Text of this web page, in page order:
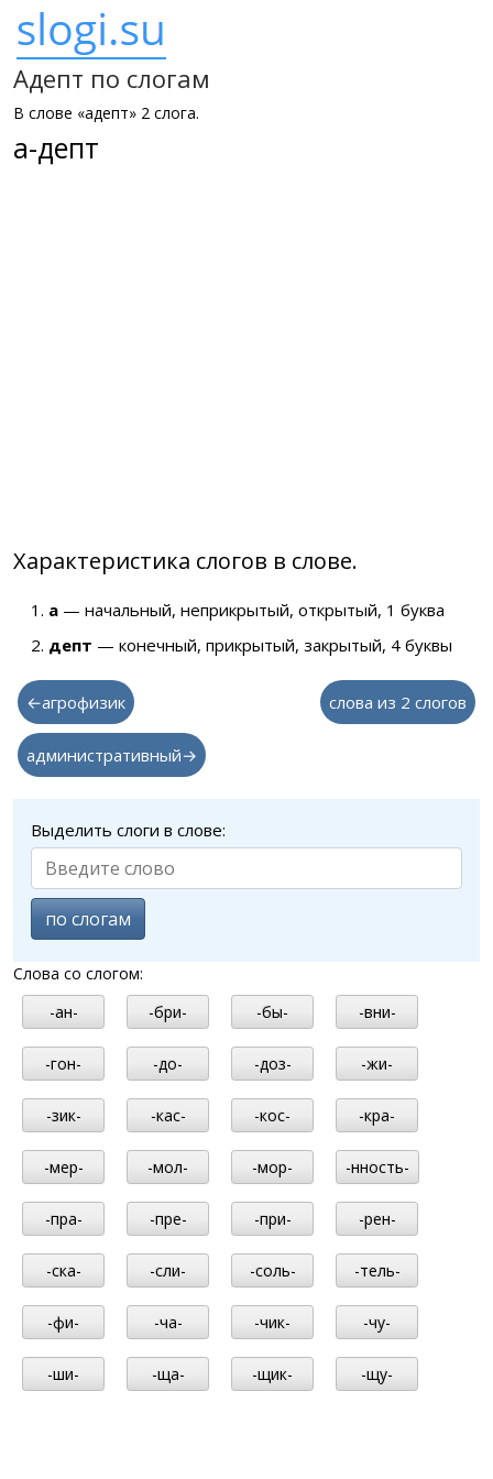
Адепт по слогам
В слове «адепт» 2 слога.
а-депт
Характеристика слогов в слове.
а — начальный, неприкрытый, открытый, 1 буква
депт — конечный, прикрытый, закрытый, 4 буквы
←агрофизик слова из 2 слогов
административный→
Выделить слоги в слове:
по слогам
Слова со слогом:
-ан-
-бри- -бы- -вни-
-гон- -до- -доз- -жи-
-зик- -кас- -кос- -кра-
-мер- -мол- -мор- -нность-
-пра- -пре- -при- -рен-
-ска- -сли- -соль- -тель-
-фи- -ча- -чик- -чу-
-ши- -ща- -щик- -щу-